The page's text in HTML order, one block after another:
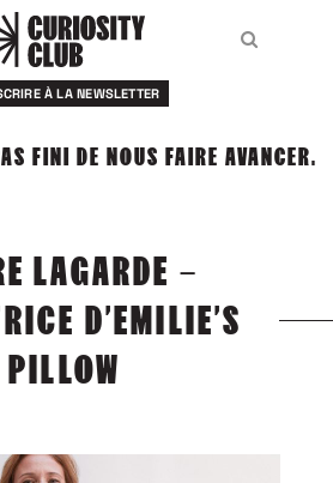
À LA NEWSLETTER
FINI DE NOUS FAIRE AVANCER.
LAGARDE –
D’EMILIE’S
PILLOW